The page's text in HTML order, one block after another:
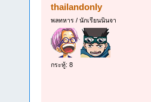
thailandonly
พลทหาร / นักเรียนนินจา
กระทู้: 8